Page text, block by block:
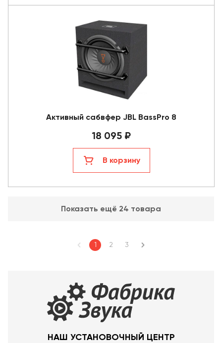
Активный сабвфер JBL BassPro 8
18 095 ₽
В корзину
Показать ещё 24 товара
1 2 3
НАШ УСТАНОВОЧНЫЙ ЦЕНТР